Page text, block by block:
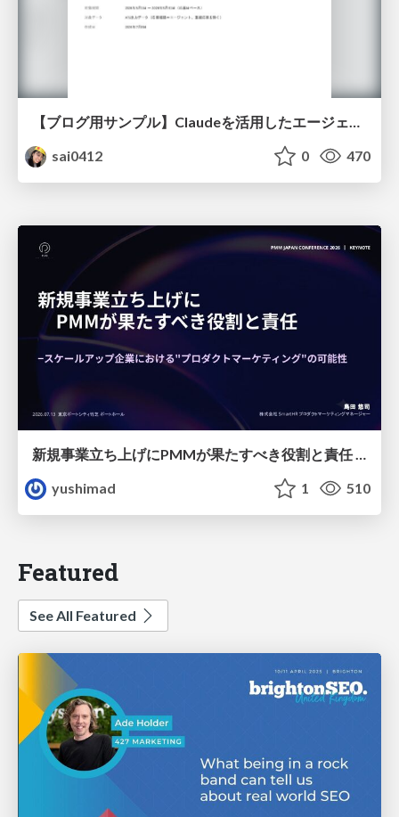
【ブログ用サンプル】Claudeを活用したエージェント分析レポート自動生成例
sai0412
0 470
yushimad
1 510
Featured
See All Featured